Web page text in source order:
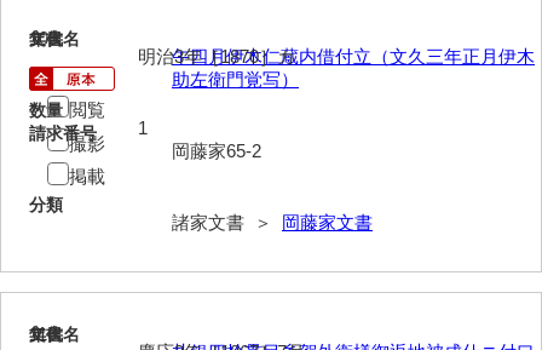
梶山家文書
鍛冶利吉文書
堅田家文書（一般郷土伝来）
堅田家文書（山口市）
109
文書名
午四月伊木仁蔵内借付立（文久三年正月伊木
助左衛門覚写）
請求番号
岡藤家65-2
分類
諸家文書 ＞ 岡藤家文書
年代
明治3年［1870］カ
数量
1
閲覧
撮影
掲載
110
文書名
年代